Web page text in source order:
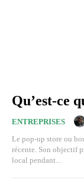
Qu’est-ce
ENTREPRISES
Le pop-up store ou
récente. Son objectif
local pendant...